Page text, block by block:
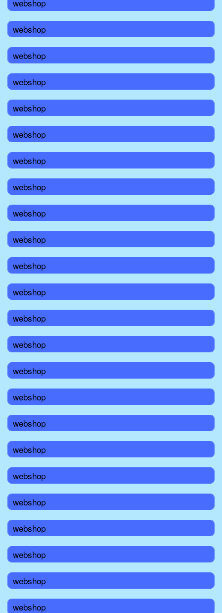
webshop
webshop
webshop
webshop
webshop
webshop
webshop
webshop
webshop
webshop
webshop
webshop
webshop
webshop
webshop
webshop
webshop
webshop
webshop
webshop
webshop
webshop
webshop
webshop